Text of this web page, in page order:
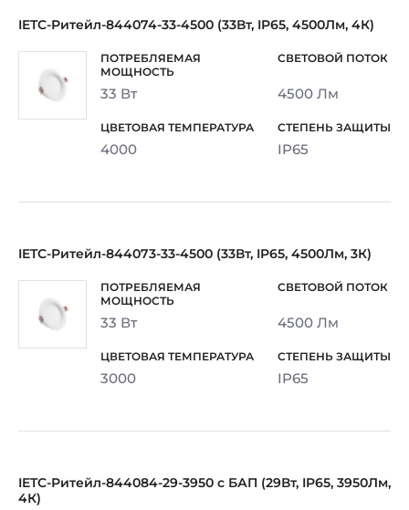
IETC-Ритейл-844074-33-4500 (33Вт, IP65, 4500Лм, 4К)
33 Вт 4500 Лм
4000 IP65
IETC-Ритейл-844073-33-4500 (33Вт, IP65, 4500Лм, 3К)
33 Вт 4500 Лм
3000 IP65
IETC-Ритейл-844084-29-3950 с БАП (29Вт, IP65, 3950Лм,
4К)